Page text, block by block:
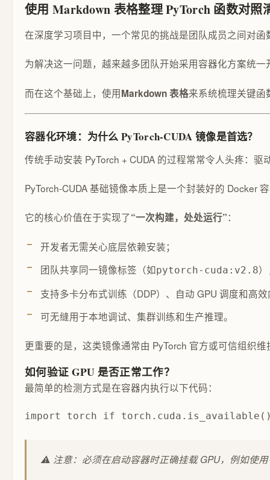
使用 Markdown 表格整理 PyTorch 函数对照
在深度学习项目中，一个常见的挑战是团队成员之间对
为解决这一问题，越来越多团队开始采用容器化方案统
而在这个基础上，使用Markdown 表格来系统梳理关键
容器化环境：为什么 PyTorch-CUDA 镜像是首选？
传统手动安装 PyTorch + CUDA 的过程常常令人头疼：
PyTorch-CUDA 基础镜像本质上是一个封装好的 Docker
它的核心价值在于实现了“一次构建，处处运行”：
开发者无需关心底层依赖安装；
团队共享同一镜像标签（如pytorch-cuda:v2.8
支持多卡分布式训练（DDP）、自动 GPU 调度和高
可无缝用于本地调试、集群训练和生产推理。
更重要的是，这类镜像通常由 PyTorch 官方或可信组织
如何验证 GPU 是否正常工作？
最简单的检测方式是在容器内执行以下代码：
import torch if torch.cuda.is_available():
⚠️ 注意：必须在启动容器时正确挂载 GPU，例如使用